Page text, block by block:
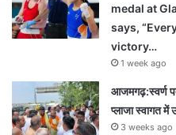
medal at
says,
victory…
1 week ago
आजमगढ़:स्वर्ण
प्लाजा स्वागत
3 weeks ago